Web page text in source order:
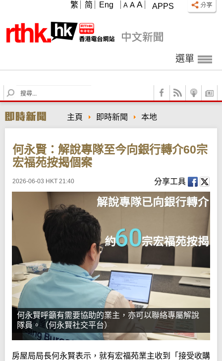
APPS
A A A
繁 简 Eng
選單
S
e
r
c
主頁 即時新聞 本地
何永賢：解說專隊至今向銀行轉介60宗
宏福苑按揭個案
2026-06-03 HKT 21:40 分享工具
何永賢呼籲有需要協助的業主，亦可以聯絡專屬解說
隊員。（何永賢社交平台）
房屋局局長何永賢表示，就有宏福苑業主收到「接受收購